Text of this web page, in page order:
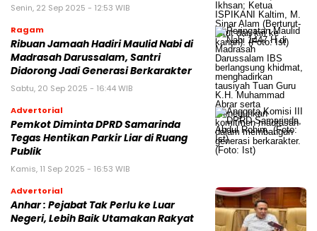
Senin, 22 Sep 2025 - 12:53 WIB
Ragam
Ribuan Jamaah Hadiri Maulid Nabi di
Madrasah Darussalam, Santri
Didorong Jadi Generasi Berkarakter
Sabtu, 20 Sep 2025 - 16:44 WIB
Advertorial
Pemkot Diminta DPRD Samarinda
Tegas Hentikan Parkir Liar di Ruang
Publik
Kamis, 11 Sep 2025 - 16:53 WIB
Advertorial
Anhar : Pejabat Tak Perlu ke Luar
Negeri, Lebih Baik Utamakan Rakyat